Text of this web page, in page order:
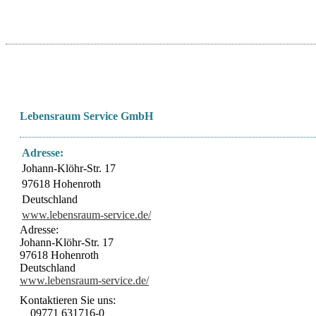
Lebensraum Service GmbH
Adresse:
Johann-Klöhr-Str. 17
97618 Hohenroth
Deutschland
www.lebensraum-service.de/
Adresse:
Johann-Klöhr-Str. 17
97618 Hohenroth
Deutschland
www.lebensraum-service.de/
Kontaktieren Sie uns:
09771 631716-0